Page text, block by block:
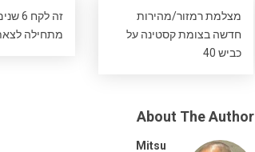
זה
מתחילה
מצלמת רמזור/מהירות
חדשה בצומת קסטינה על
כביש 40
About The Author
Mitsu